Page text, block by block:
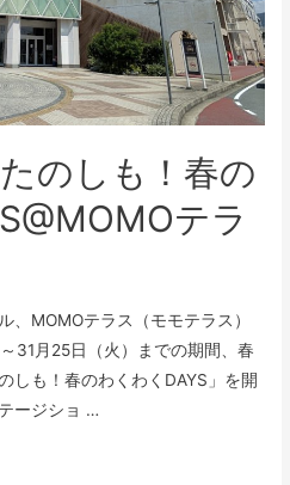
のしも！春の
テラ
、MOMOテラス（モモテラス）
31月25日（火）までの期間、春
しも！春のわくわくDAYS」を開
ージショ …